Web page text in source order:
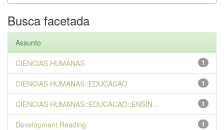
Busca facetada
Assunto
1
CIENCIAS HUMANAS
1
CIENCIAS HUMANAS::EDUCACAO
1
CIENCIAS HUMANAS::EDUCACAO::ENSIN...
1
Development Reading